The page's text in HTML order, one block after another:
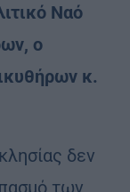
Ναό
ο
κ.
δεν
των